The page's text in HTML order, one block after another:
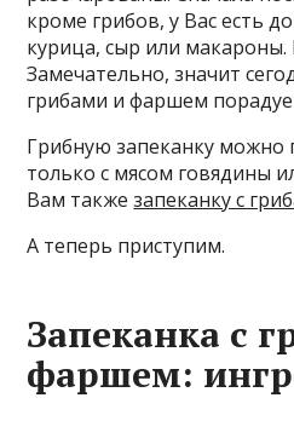
кроме грибов, у Вас есть
курица, сыр или макароны.
Замечательно, значит
грибами и фаршем
Грибную запеканку можно
только с мясом говядины
Вам такжезапеканку с
А теперь приступим.
Запеканка с
фаршем: